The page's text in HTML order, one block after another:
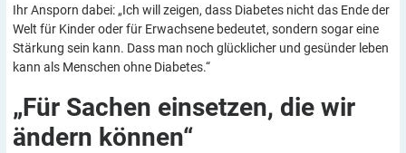
Ihr Ansporn dabei: „Ich will zeigen, dass Diabetes nicht das Ende der
Welt für Kinder oder für Erwachsene bedeutet, sondern sogar eine
Stärkung sein kann. Dass man noch glücklicher und gesünder leben
kann als Menschen ohne Diabetes.“
„Für Sachen einsetzen, die wir
ändern können“